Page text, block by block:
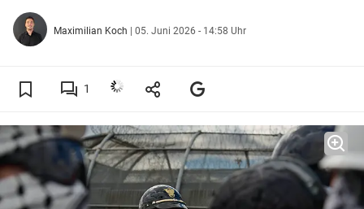
Maximilian Koch | 05. Juni 2026 - 14:58 Uhr
1